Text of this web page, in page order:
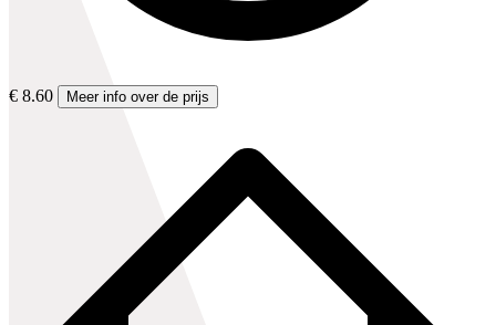
€ 8.60 Meer info over de prijs